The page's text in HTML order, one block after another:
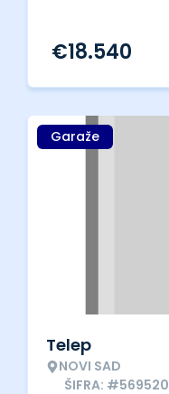
€18.540
Garaže
Telep
NOVI SAD
ŠIFRA: #569520